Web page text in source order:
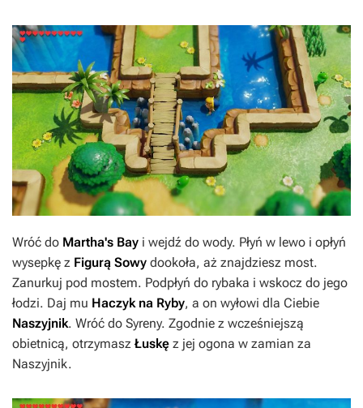
Wróć do Martha's Bay i wejdź do wody. Płyń w lewo i opłyń
wysepkę z Figurą Sowy dookoła, aż znajdziesz most.
Zanurkuj pod mostem. Podpłyń do rybaka i wskocz do jego
łodzi. Daj mu Haczyk na Ryby, a on wyłowi dla Ciebie
Naszyjnik. Wróć do Syreny. Zgodnie z wcześniejszą
obietnicą, otrzymasz Łuskę z jej ogona w zamian za
Naszyjnik.